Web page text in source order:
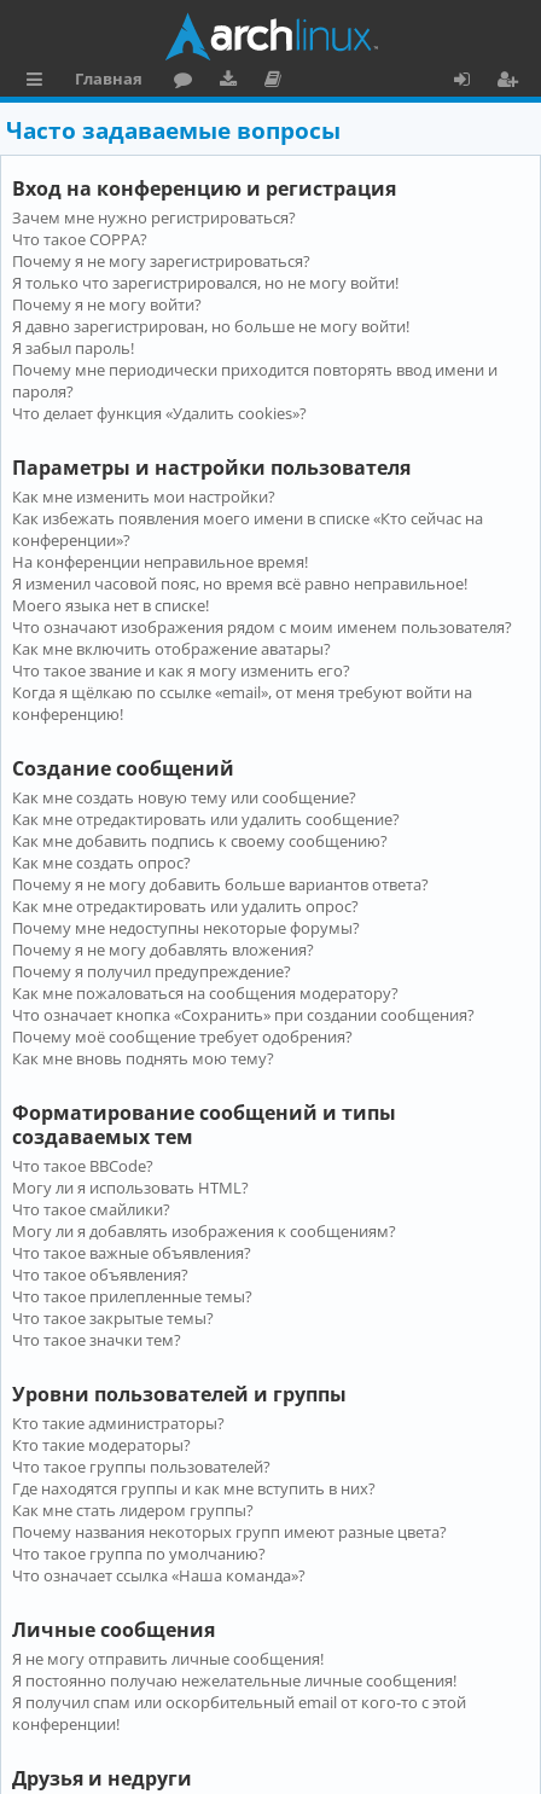
ы
л
к
и
Главная
ру
м
ру
зк
и
ку
м
е
н
та
ц
и
я
о
и
Часто задаваемые вопросы
Вход на конференцию и регистрация
Зачем мне нужно регистрироваться?
Что такое COPPA?
Почему я не могу зарегистрироваться?
Я только что зарегистрировался, но не могу войти!
Почему я не могу войти?
Я давно зарегистрирован, но больше не могу войти!
Я забыл пароль!
Почему мне периодически приходится повторять ввод имени и
пароля?
Что делает функция «Удалить cookies»?
Параметры и настройки пользователя
Как мне изменить мои настройки?
Как избежать появления моего имени в списке «Кто сейчас на
конференции»?
На конференции неправильное время!
Я изменил часовой пояс, но время всё равно неправильное!
Моего языка нет в списке!
Что означают изображения рядом с моим именем пользователя?
Как мне включить отображение аватары?
Что такое звание и как я могу изменить его?
Когда я щёлкаю по ссылке «email», от меня требуют войти на
конференцию!
Создание сообщений
Как мне создать новую тему или сообщение?
Как мне отредактировать или удалить сообщение?
Как мне добавить подпись к своему сообщению?
Как мне создать опрос?
Почему я не могу добавить больше вариантов ответа?
Как мне отредактировать или удалить опрос?
Почему мне недоступны некоторые форумы?
Почему я не могу добавлять вложения?
Почему я получил предупреждение?
Как мне пожаловаться на сообщения модератору?
Что означает кнопка «Сохранить» при создании сообщения?
Почему моё сообщение требует одобрения?
Как мне вновь поднять мою тему?
Форматирование сообщений и типы
создаваемых тем
Что такое BBCode?
Могу ли я использовать HTML?
Что такое смайлики?
Могу ли я добавлять изображения к сообщениям?
Что такое важные объявления?
Что такое объявления?
Что такое прилепленные темы?
Что такое закрытые темы?
Что такое значки тем?
Уровни пользователей и группы
Кто такие администраторы?
Кто такие модераторы?
Что такое группы пользователей?
Где находятся группы и как мне вступить в них?
Как мне стать лидером группы?
Почему названия некоторых групп имеют разные цвета?
Что такое группа по умолчанию?
Что означает ссылка «Наша команда»?
Личные сообщения
Я не могу отправить личные сообщения!
Я постоянно получаю нежелательные личные сообщения!
Я получил спам или оскорбительный email от кого-то с этой
конференции!
Друзья и недруги